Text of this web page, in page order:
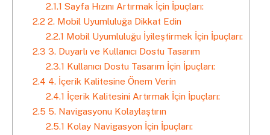
2.1.1 Sayfa Hızını Artırmak İçin İpuçları:
2.2 2. Mobil Uyumluluğa Dikkat Edin
2.2.1 Mobil Uyumluluğu İyileştirmek İçin İpuçları:
2.3 3. Duyarlı ve Kullanıcı Dostu Tasarım
2.3.1 Kullanıcı Dostu Tasarım İçin İpuçları:
2.4 4. İçerik Kalitesine Önem Verin
2.4.1 İçerik Kalitesini Artırmak İçin İpuçları:
2.5 5. Navigasyonu Kolaylaştırın
2.5.1 Kolay Navigasyon İçin İpuçları: